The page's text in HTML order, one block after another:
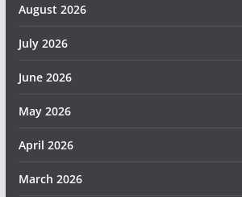
August 2026
July 2026
June 2026
May 2026
April 2026
March 2026